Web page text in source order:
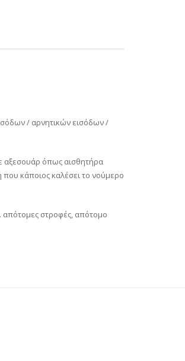
/ αρνητικών εισόδων /
αξεσουάρ όπως αισθητήρα
κάποιος καλέσει το νούμερο
απότομες στροφές, απότομο